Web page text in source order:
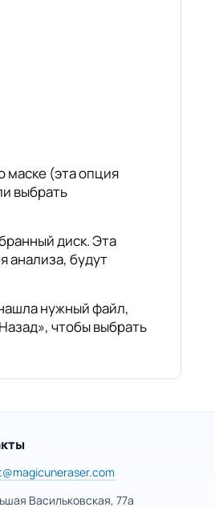
маске (эта опция
выбрать
диск. Эта
анализа, будут
нужный файл,
чтобы выбрать
Васильковская, 77а